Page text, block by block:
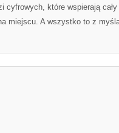
cyfrowych, które wspierają
miejscu. A wszystko to z